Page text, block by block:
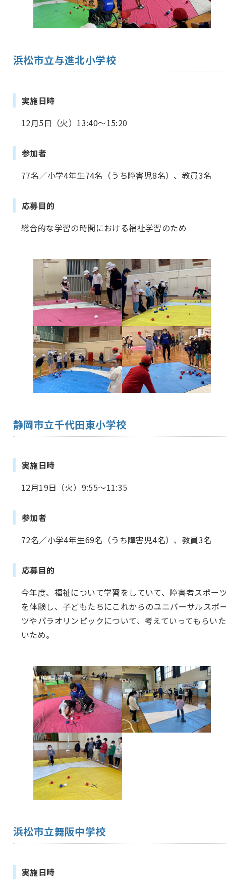
浜松市立与進北小学校
実施日時
12月5日（火）13:40～15:20
参加者
77名／小学4年生74名（うち障害児8名）、教員3名
応募目的
総合的な学習の時間における福祉学習のため
静岡市立千代田東小学校
実施日時
12月19日（火）9:55～11:35
参加者
72名／小学4年生69名（うち障害児4名）、教員3名
応募目的
今年度、福祉について学習をしていて、障害者スポー
を体験し、子どもたちにこれからのユニバーサルスポ
ツやパラオリンピックについて、考えていってもらいた
いため。
浜松市立舞阪中学校
実施日時